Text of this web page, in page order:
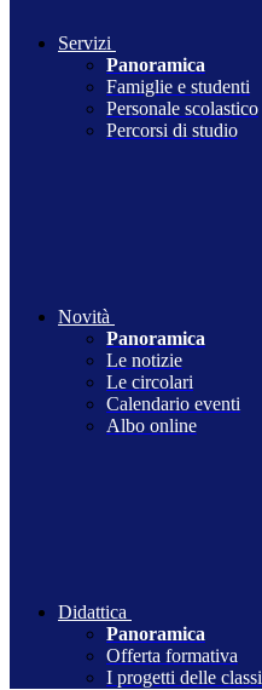
Servizi
Panoramica
Famiglie e studenti
Personale scolastico
Percorsi di studio
Novità
Panoramica
Le notizie
Le circolari
Calendario eventi
Albo online
Didattica
Panoramica
Offerta formativa
I progetti delle classi